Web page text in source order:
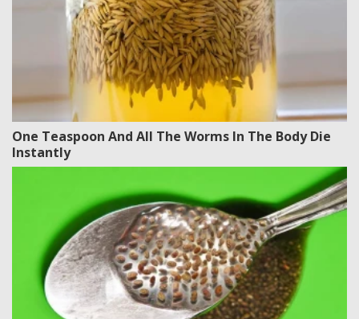
One Teaspoon And All The Worms In The Body Die
Instantly